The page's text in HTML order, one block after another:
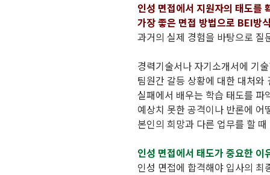
인성 면접에서 지원자의 태도를
가장 좋은 면접 방법으로 BEI
과거의 실제 경험을 바탕으로
경력기술서나 자기소개서에 기
팀원간 갈등 상황에 대한 대처
실패에서 배우는 학습 태도를 파
예상치 못한 공격이나 반론에
본인의 희망과 다른 업무를 할
인성 면접에서 태도가 중요한
인성 면접에 합격해야 입사의